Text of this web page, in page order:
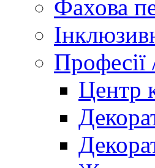
Фахова
Професії
Центр